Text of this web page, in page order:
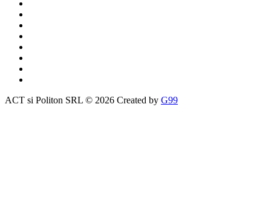
ACT si Politon SRL © 2026 Created by G99